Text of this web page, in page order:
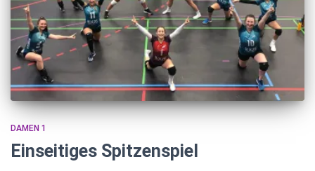
DAMEN 1
Einseitiges Spitzenspiel